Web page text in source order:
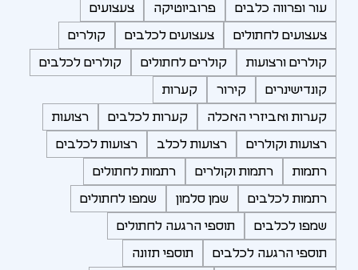
עור ופרווה כלבים פרוביוטיקה צעצועים
צעצועים לחתולים צעצועים לכלבים קולרים
קולרים ורצועות קולרים לחתולים קולרים לכלבים
קונדישינרים קירור קערות
קערות ואביזרי האכלה קערות לכלבים רצועות
רצועות וקולרים רצועות לכלב רצועות לכלבים
רתמות רתמות וקולרים רתמות לחתולים
רתמות לכלבים שמן סלמון שמפו לחתולים
שמפו לכלבים תוספי הרגעה לחתולים
תוספי הרגעה לכלבים תוספי תזונה